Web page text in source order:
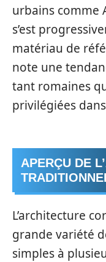
urbains comme
s’est
matériau de
note une
tant romaines
privilégiées
APERÇU DE
L’architecture
grande variété
simples à